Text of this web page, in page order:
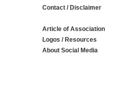
Contact / Disclaimer
Article of Association
Logos / Resources
About Social Media